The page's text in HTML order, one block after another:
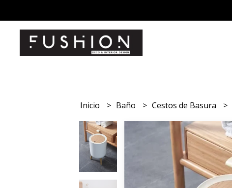
Inicio Baño Cestos de Basura